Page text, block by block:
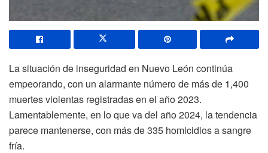
La situación de inseguridad en Nuevo León continúa
empeorando, con un alarmante número de más de 1,400
muertes violentas registradas en el año 2023.
Lamentablemente, en lo que va del año 2024, la tendencia
parece mantenerse, con más de 335 homicidios a sangre
fría.